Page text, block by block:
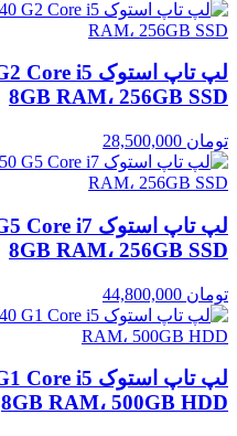
8GB RAM، 256GB SSD
تومان
8GB RAM، 256GB SSD
تومان
8GB RAM، 500GB HDD